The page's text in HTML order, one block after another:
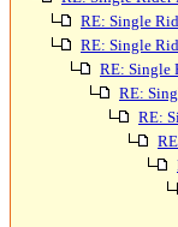
RE: Single
RE: Single
RE: Single
RE:
RE: